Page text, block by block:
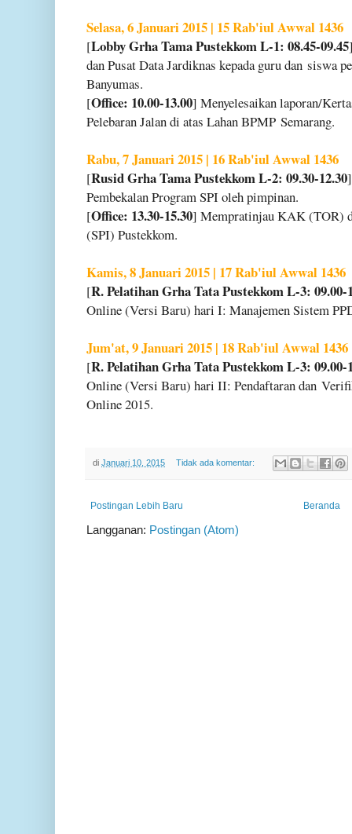
Selasa, 6 Januari 2015 | 15 Rab'iul Awwal 1436
[Lobby Grha Tama Pustekkom L-1: 08.45-09.45
dan Pusat Data Jardiknas kepada guru dan siswa
Banyumas.
[Office: 10.00-13.00] Menyelesaikan laporan/
Pelebaran Jalan di atas Lahan BPMP Semarang.
Rabu, 7 Januari 2015 | 16 Rab'iul Awwal 1436
[Rusid Grha Tama Pustekkom L-2: 09.30-12.30
Pembekalan Program SPI oleh pimpinan.
[Office: 13.30-15.30] Mempratinjau KAK (TOR)
(SPI) Pustekkom.
Kamis, 8 Januari 2015 | 17 Rab'iul Awwal 1436
[R. Pelatihan Grha Tata Pustekkom L-3: 09.00-
Online (Versi Baru) hari I: Manajemen Sistem
Jum'at, 9 Januari 2015 | 18 Rab'iul Awwal 1436
[R. Pelatihan Grha Tata Pustekkom L-3: 09.00-
Online (Versi Baru) hari II: Pendaftaran dan
Online 2015.
di Januari 10, 2015 Tidak ada komentar:
Postingan Lebih Baru Beranda
Langganan: Postingan (Atom)